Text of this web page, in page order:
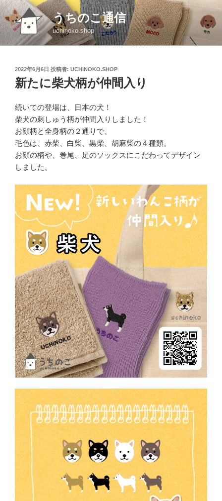
コ
ン
テ
ン
うちのこ通信
uchinoko.shop
投
稿
日:
2022年6月6日 投稿者: UCHINOKO.SHOP
新たに柴犬柄が仲間入り
続いての登場は、日本の犬！
柴犬の刺しゅう柄が仲間入りしました！
お顔柄と全身柄の２通りで、
毛色は、赤柴、白柴、黒柴、胡麻柴の４種類。
お顔の柄や、巻尾、足のソックスにこだわってデザイン
しました。